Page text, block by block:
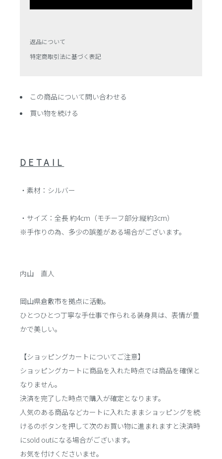
返品について
特定商取引法に基づく表記
この商品について問い合わせる
買い物を続ける
DETAIL
・素材：シルバー
・サイズ：全長 約4cm（モチーフ部分:縦約3cm）
※手作りの為、多少の誤差がある場合がございます。
内山 直人
岡山県倉敷市を拠点に活動。
ひとつひとつ丁寧な手仕事で作られる装身具は、表情が豊
かで美しい。
【ショッピングカートについてご注意】
ショッピングカートに商品を入れた時点では商品を確保と
なりません。
決済を完了した時点で購入が確定となります。
人気のある商品などカートに入れたままショッピングを続
けるのボタンを押して次のお買い物に進まれますと決済時
にsold outになる場合がございます。
お気を付けくださいませ。